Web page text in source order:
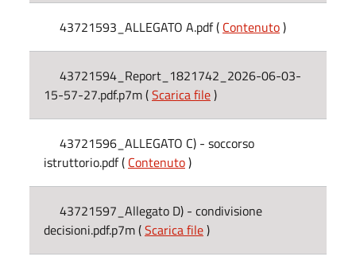
43721593_ALLEGATO A.pdf ( Contenuto)
43721594_Report_1821742_2026-06-03-
15-57-27.pdf.p7m (Scarica file)
43721596_ALLEGATO C) - soccorso
istruttorio.pdf ( Contenuto)
43721597_Allegato D) - condivisione
decisioni.pdf.p7m (Scarica file)